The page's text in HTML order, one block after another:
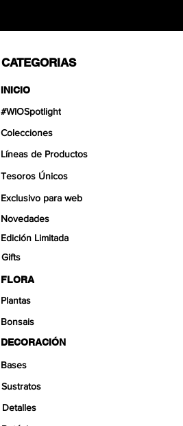
CATEGORIAS
INICIO
#WIOSpotlight
Colecciones
Líneas de Productos
Tesoros Únicos
Exclusivo para web
Novedades
Edición Limitada
Gifts
FLORA
Plantas
Bonsais
DECORACIÓN
Bases
Sustratos
Detalles